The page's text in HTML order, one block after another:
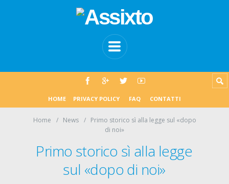
HOME PRIVACY POLICY FAQ CONTATTI
Home News
Primo storico sì alla legge sul «dopo
di noi»
Primo storico sì alla legge
sul «dopo di noi»